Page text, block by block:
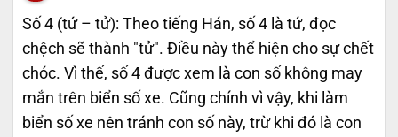
Số 4 (tứ – tử): Theo tiếng Hán, số 4 là tứ, đọc
chệch sẽ thành "tử". Điều này thể hiện cho sự chết
chóc. Vì thế, số 4 được xem là con số không may
mắn trên biển số xe. Cũng chính vì vậy, khi làm
biển số xe nên tránh con số này, trừ khi đó là con